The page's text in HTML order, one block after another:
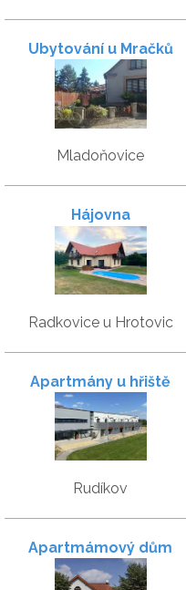
Ubytování u Mračků
Mladoňovice
Hájovna
Radkovice u Hrotovic
Apartmány u hřiště
Rudíkov
Apartmámový dům